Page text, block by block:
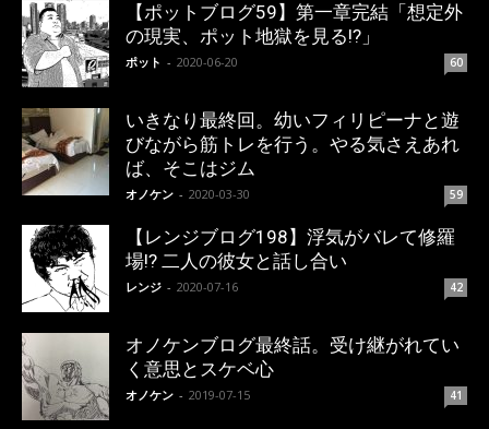
【ポットブログ59】第一章完結「想定外
の現実、ポット地獄を見る!?」
ポット - 2020-06-20 60
いきなり最終回。幼いフィリピーナと遊
びながら筋トレを行う。やる気さえあれ
ば、そこはジム
オノケン - 2020-03-30 59
【レンジブログ198】浮気がバレて修羅
場!? 二人の彼女と話し合い
レンジ - 2020-07-16 42
オノケンブログ最終話。受け継がれてい
く意思とスケベ心
オノケン - 2019-07-15 41